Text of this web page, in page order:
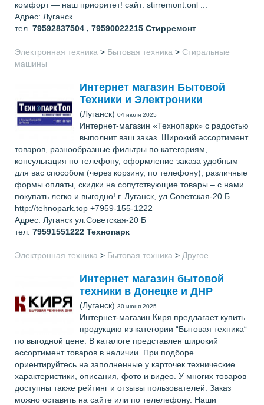
комфорт — наш приоритет! сайт: stirremont.onl ...
Адрес: Луганск
тел. 79592837504 , 79590022215 Стирремонт
Электронная техника > Бытовая техника > Стиральные
машины
Интернет магазин Бытовой
Техники и Электроники
(Луганск) 04 июля 2025
Интернет-магазин «Технопарк» с радостью
выполнит ваш заказ. Широкий ассортимент
товаров, разнообразные фильтры по категориям,
консультация по телефону, оформление заказа удобным
для вас способом (через корзину, по телефону), различные
формы оплаты, скидки на сопутствующие товары – с нами
покупать легко и выгодно! г. Луганск, ул.Советская-20 Б
http://tehnopark.top +7959-155-1222
Адрес: Луганск ул.Советская-20 Б
тел. 79591551222 Технопарк
Электронная техника > Бытовая техника > Другое
Интернет магазин бытовой
техники в Донецке и ДНР
(Луганск) 30 июня 2025
Интернет-магазин Киря предлагает купить
продукцию из категории “Бытовая техника“
по выгодной цене. В каталоге представлен широкий
ассортимент товаров в наличии. При подборе
ориентируйтесь на заполненные у карточек технические
характеристики, описания, фото и видео. У многих товаров
доступны также рейтинг и отзывы пользователей. Заказ
можно оставить на сайте или по телелефону. Наши